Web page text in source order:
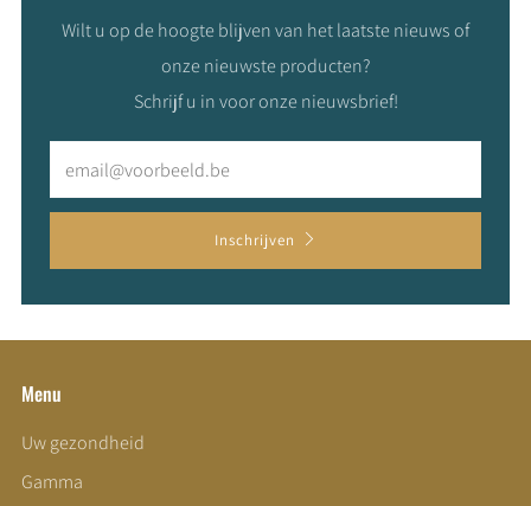
Wilt u op de hoogte blijven van het laatste nieuws of
onze nieuwste producten?
Schrijf u in voor onze nieuwsbrief!
Inschrijven
Menu
Uw gezondheid
Gamma